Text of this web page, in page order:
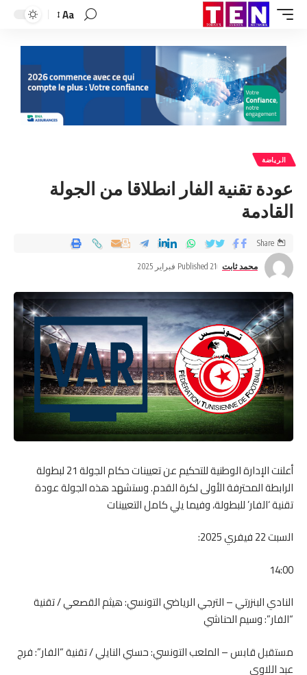
Aa
الرياضة
عودة تقنية الفار انطلاقا من الجولة
القادمة
محمد ثابت Published 21 فبراير 2025
Share
أعلنت الإدارة الوطنية للتحكيم عن تعيينات حكام الجولة 21 لبطولة
الرابطة المحترفة الأولى لكرة القدم. وستشهد هذه الجولة عودة
تقنية ‘الفار’ للبطولة، وفيما يلي كامل التعيينات
السبت 22 فيفري 2025:
14:00
النادي البنزرتي – الترجي الرياضي التونسي: هيثم القصعي / تقنية
“الفار”: وسيم الحناشي
مستقبل قابس – الملعب التونسي: حسني النايلي / تقنية “الفار”: فرج
عبد اللاوي